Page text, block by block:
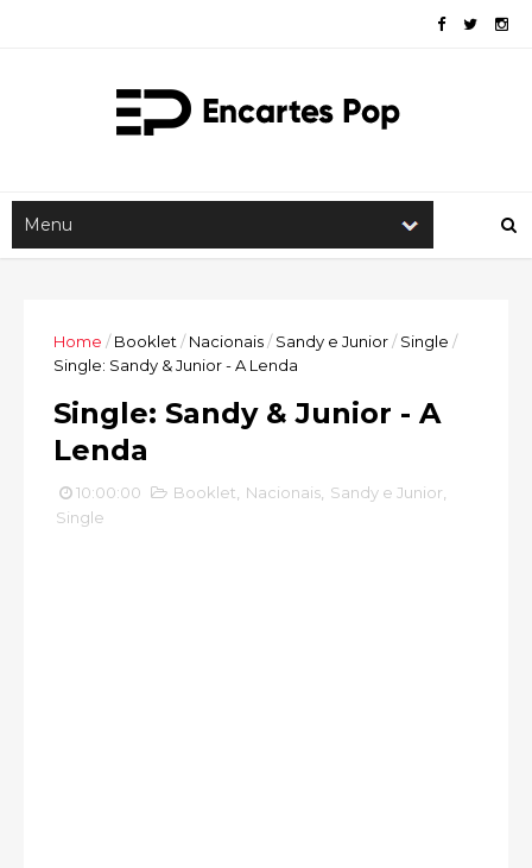
Home / Booklet / Nacionais/ Sandy e Junior/ Single /
Single: Sandy & Junior - A Lenda
Single: Sandy & Junior - A
Lenda
10:00:00 Booklet Nacionais Sandy e Junior
Single